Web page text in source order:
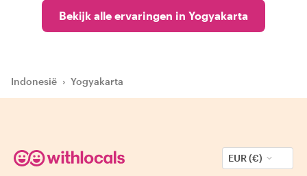
Bekijk alle ervaringen in Yogyakarta
Indonesië › Yogyakarta
EUR (€)